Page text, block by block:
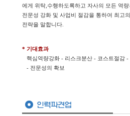
에게 위탁,수행하도록하고 자사의 모든 역
전문성 강화 및 사업비 절감을 통하여 최고
전략을 말합니다.
* 기대효과
핵심역량강화 - 리스크분산 - 코스트절감
- 전문성의 확보